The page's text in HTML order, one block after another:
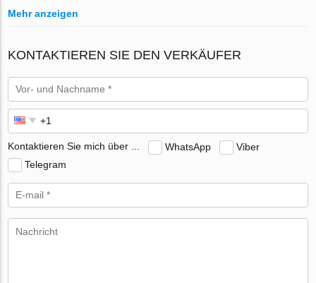
Mehr anzeigen
KONTAKTIEREN SIE DEN VERKÄUFER
Kontaktieren Sie mich über ... WhatsApp
Viber
Telegram